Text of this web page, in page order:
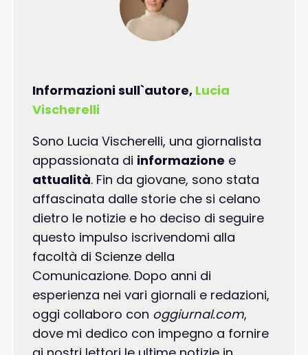
Informazioni sull`autore, Lucia
Vischerelli
Sono Lucia Vischerelli, una giornalista
appassionata di informazione e
attualità. Fin da giovane, sono stata
affascinata dalle storie che si celano
dietro le notizie e ho deciso di seguire
questo impulso iscrivendomi alla
facoltà di Scienze della
Comunicazione. Dopo anni di
esperienza nei vari giornali e redazioni,
oggi collaboro con oggiurnal.com,
dove mi dedico con impegno a fornire